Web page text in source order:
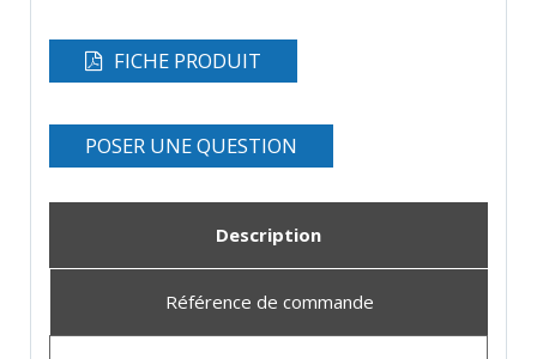
FICHE PRODUIT
POSER UNE QUESTION
Description
Référence de commande